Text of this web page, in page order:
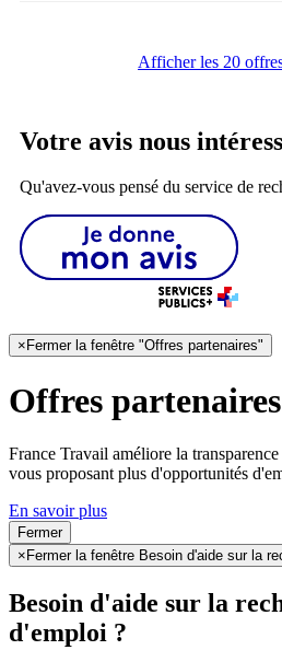
Afficher les 20
Votre avis nous
Qu'avez-vous pensé du service de
× Fermer la fenêtre "Offres partenaires"
Offres partenaires
France Travail améliore la
vous proposant plus d'opportunités
En savoir plus
Fermer
× Fermer la fenêtre Besoin d'aide sur la
Besoin d'aide sur la
d'emploi ?